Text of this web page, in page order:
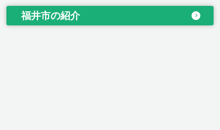
福井市の紹介